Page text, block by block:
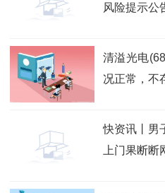
风险提示公
清溢光电
况正常，不
快资讯丨男
上门果断断